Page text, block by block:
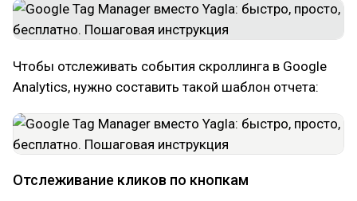
Чтобы отслеживать события скроллинга в Google
Analytics, нужно составить такой шаблон отчета:
Отслеживание кликов по кнопкам